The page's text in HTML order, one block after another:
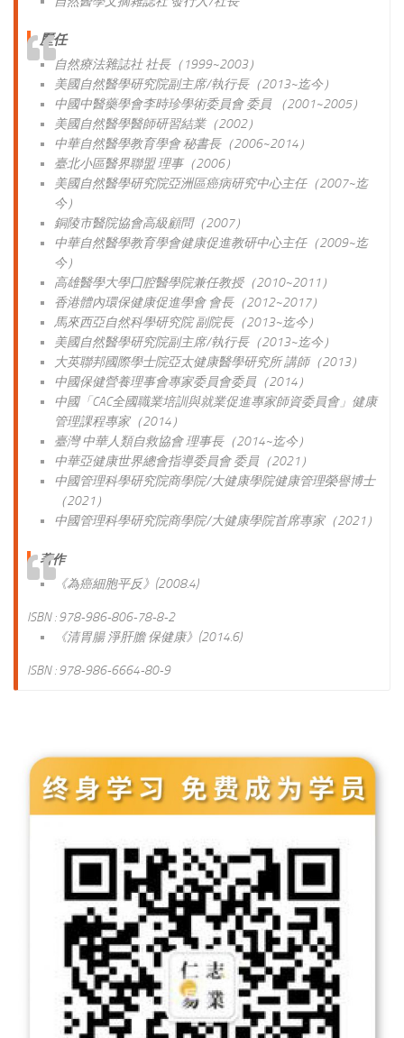
歷任
自然療法雜誌社 社長（1999~2003）
美國自然醫學研究院副主席/執行長（2013~迄今）
中國中醫藥學會李時珍學術委員會 委員 （2001~2005）
美國自然醫學醫師研習結業（2002）
中華自然醫學教育學會 秘書長（2006~2014）
臺北小區醫界聯盟 理事（2006）
美國自然醫學研究院亞洲區癌病研究中心主任（2007~迄
今）
銅陵市醫院協會高級顧問（2007）
中華自然醫學教育學會健康促進教研中心主任（2009~迄
今）
高雄醫學大學囗腔醫學院兼任教授（2010~2011）
香港體內環保健康促進學會 會長（2012~2017）
馬來西亞自然科學研究院 副院長（2013~迄今）
美國自然醫學研究院副主席/執行長（2013~迄今）
大英聯邦國際學士院亞太健康醫學研究所 講師（2013）
中國保健營養理事會專家委員會委員（2014）
中國「CAC全國職業培訓與就業促進專家師資委員會」健康
管理課程專家（2014）
臺灣 中華人類自救協會 理事長（2014~迄今）
中華亞健康世界總會指導委員會 委員（2021）
中國管理科學研究院商學院/大健康學院健康管理榮譽博士
（2021）
中國管理科學研究院商學院/大健康學院首席專家（2021）
著作
《為癌細胞平反》(2008.4)
ISBN : 978-986-806-78-8-2
《清胃腸 淨肝膽 保健康》(2014.6)
ISBN : 978-986-6664-80-9